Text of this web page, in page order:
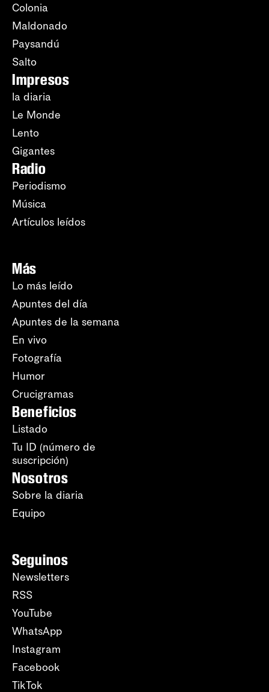
Colonia
Maldonado
Paysandú
Salto
Impresos
la diaria
Le Monde
Lento
Gigantes
Radio
Periodismo
Música
Artículos leídos
Más
Lo más leído
Apuntes del día
Apuntes de la semana
En vivo
Fotografía
Humor
Crucigramas
Beneficios
Listado
Tu ID (número de
suscripción)
Nosotros
Sobre la diaria
Equipo
Seguinos
Newsletters
RSS
YouTube
WhatsApp
Instagram
Facebook
TikTok